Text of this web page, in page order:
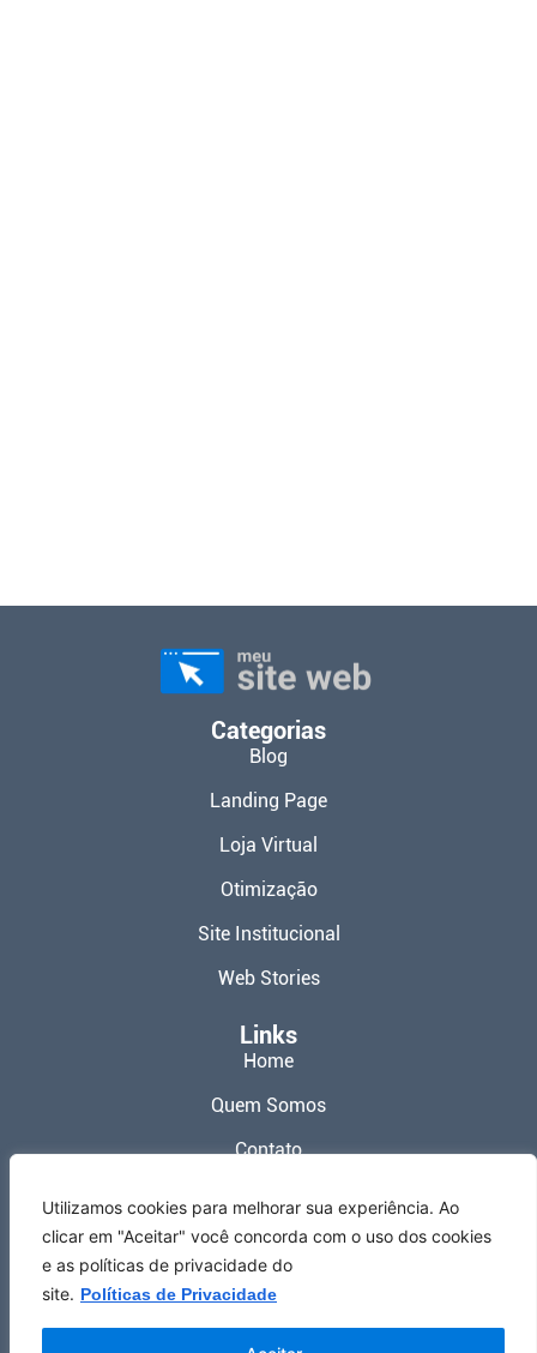
Utilizamos cookies para melhorar sua experiência. Ao
clicar em "Aceitar" você concorda com o uso dos cookies
e as políticas de privacidade do
site. Políticas de Privacidade
Categorias
Blog
Landing Page
Loja Virtual
Otimização
Site Institucional
Web Stories
Links
Home
Quem Somos
Contato
Termos de Uso
Redes Sociais